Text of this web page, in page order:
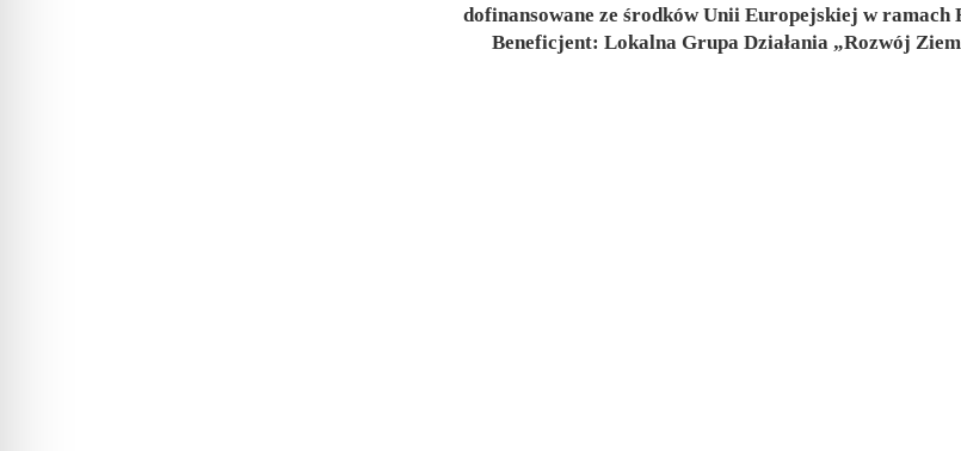
dofinansowane ze środków Unii Europejskiej w ramach
Beneficjent: Lokalna Grupa Działania „Rozwój